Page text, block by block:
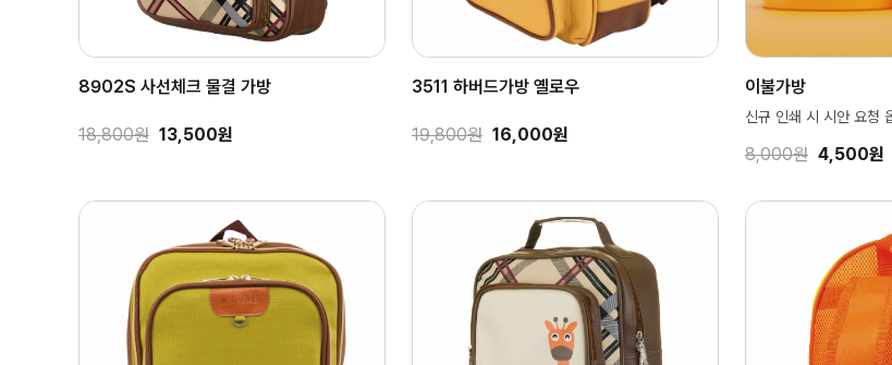
8902S 사선체크 물결 가방
18,800원 13,500원
3511 하버드가방 옐로우
19,800원 16,000원
이불가방
신규 인쇄 시 시안 요청
8,000원 4,500원